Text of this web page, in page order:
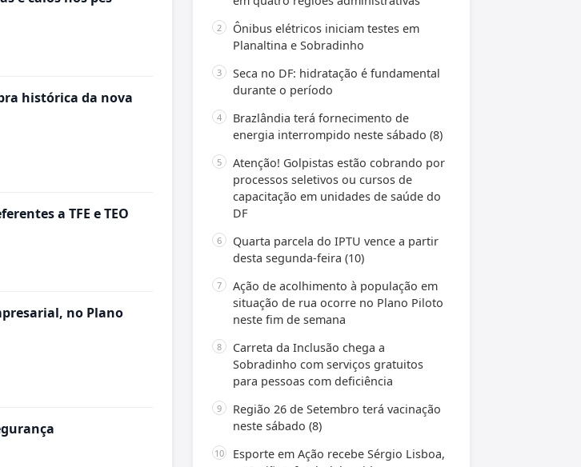
histórica da nova
a TFE e TEO
no Plano
Ônibus elétricos iniciam testes em
Planaltina e Sobradinho
Seca no DF: hidratação é fundamental
durante o período
Brazlândia terá fornecimento de
energia interrompido neste sábado (8)
Atenção! Golpistas estão cobrando por
processos seletivos ou cursos de
capacitação em unidades de saúde do
DF
Quarta parcela do IPTU vence a partir
desta segunda-feira (10)
Ação de acolhimento à população em
situação de rua ocorre no Plano Piloto
neste fim de semana
Carreta da Inclusão chega a
Sobradinho com serviços gratuitos
para pessoas com deficiência
Região 26 de Setembro terá vacinação
neste sábado (8)
Esporte em Ação recebe Sérgio Lisboa,